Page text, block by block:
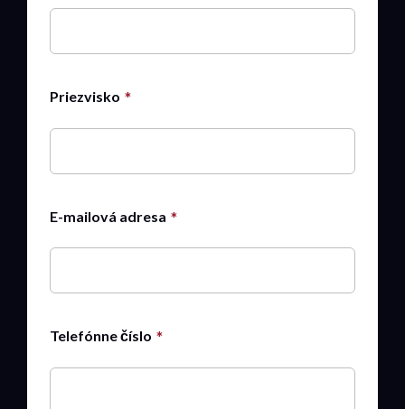
Priezvisko
E-mailová adresa
Telefónne číslo